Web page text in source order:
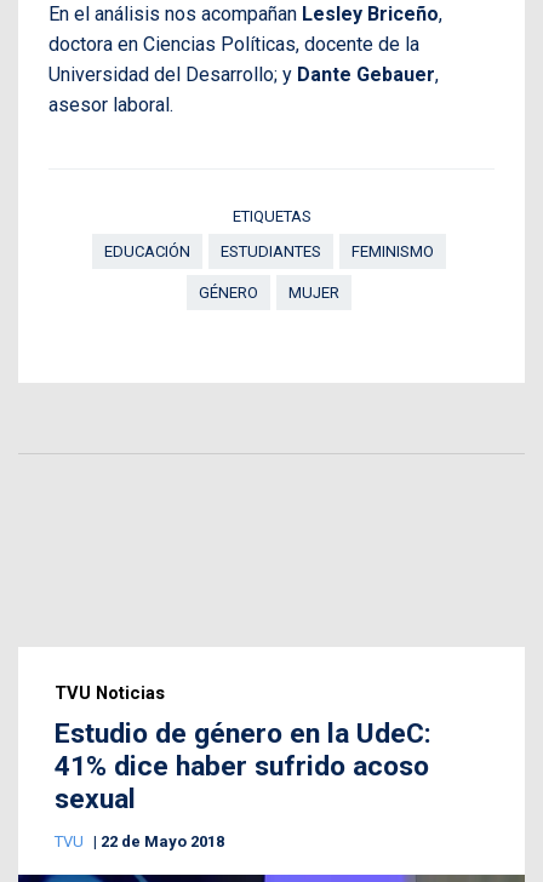
En el análisis nos acompañan Lesley Briceño,
doctora en Ciencias Políticas, docente de la
Universidad del Desarrollo; y Dante Gebauer,
asesor laboral.
ETIQUETAS
EDUCACIÓN
ESTUDIANTES FEMINISMO
GÉNERO MUJER
TVU Noticias
Estudio de género en la UdeC:
41% dice haber sufrido acoso
sexual
TVU 22 de Mayo 2018